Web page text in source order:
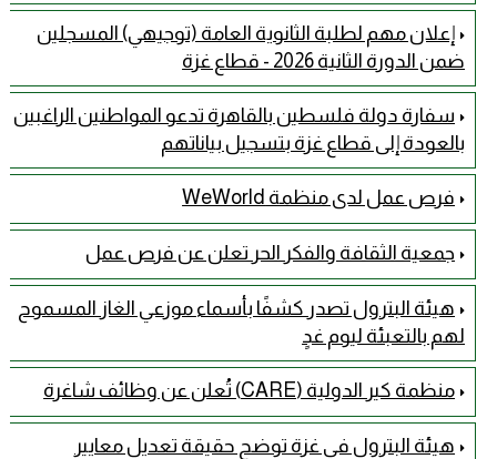
إعلان مهم لطلبة الثانوية العامة (توجيهي) المسجلين
ضمن الدورة الثانية 2026 - قطاع غزة
سفارة دولة فلسطين بالقاهرة تدعو المواطنين الراغبين
بالعودة إلى قطاع غزة بتسجيل بياناتهم
فرص عمل لدى منظمة WeWorld
جمعية الثقافة والفكر الحر تعلن عن فرص عمل
هيئة البترول تصدر كشفًا بأسماء موزعي الغاز المسموح
لهم بالتعبئة ليوم غدٍ
منظمة كير الدولية (CARE) تُعلن عن وظائف شاغرة
هيئة البترول في غزة توضح حقيقة تعديل معايير